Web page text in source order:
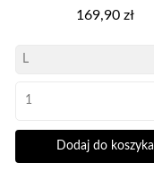
Cena
169,90 zł
Dodaj do koszyka